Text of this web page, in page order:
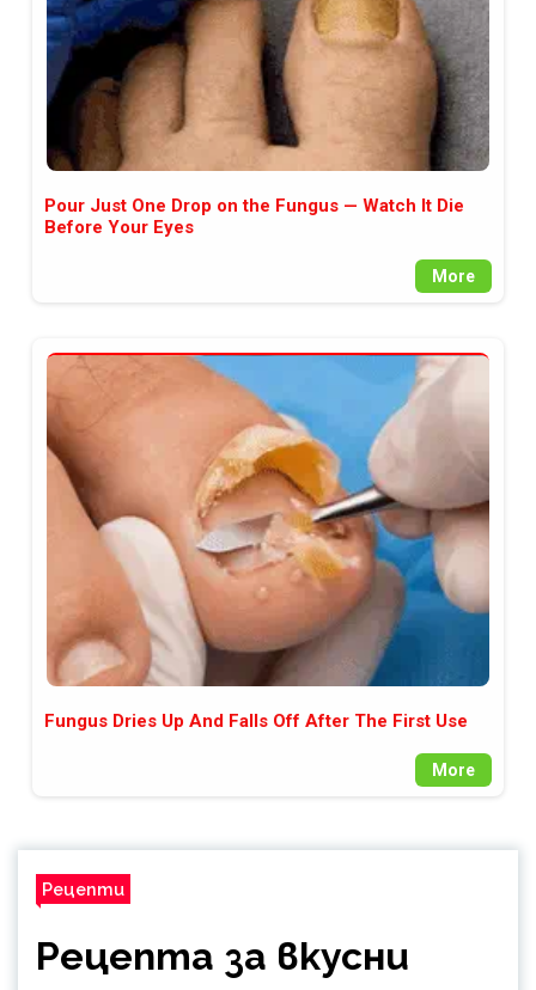
Pour Just One Drop on the Fungus — Watch It Die
Before Your Eyes
More
Fungus Dries Up And Falls Off After The First Use
More
Рецепти
Рецепта за вкусни